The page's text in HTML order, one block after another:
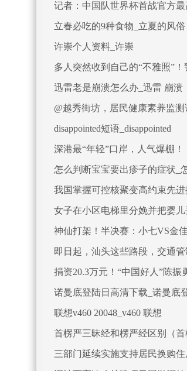
记者：中国队世界杯首战官方
立春必吃的9种食物_立夏的风俗
许崇个人资料_许崇
多人突然收到自己的“不雅照”！
迅雷老是崩溃怎么办_迅雷 崩溃
@越秀街坊，居民健康素养监测
disappointed短语_disappointed
深港最“年轻”口岸，人气爆棚！
怎么判断宝宝要出疹子的症状_
我国掌握可控核聚变高约束先
女子在小区电梯里分娩并把婴
神仙打架！半决赛：小七VS金
即日起，汕头这些路段，交通管
捐资20.3万元！“中国好人”陈
诺曼底登陆日高清下载_诺曼底
联想v460 20048_v460 联想
首楞严三昧经和楞严经区别（首
三部门延续实施支持居民换购